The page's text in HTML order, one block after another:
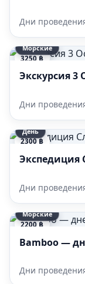
Дни
3250 ฿
Морские
Экскурсия 3
Дни
2300 ฿
День
Экспедиция
Дни
2200 ฿
Морские
Bamboo —
Дни